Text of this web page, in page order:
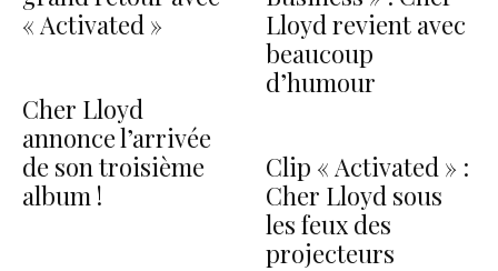
« Activated »
Cher Lloyd
annonce l’arrivée
de son troisième
album !
Lloyd revient avec
beaucoup
d’humour
Clip « Activated » :
Cher Lloyd sous
les feux des
projecteurs